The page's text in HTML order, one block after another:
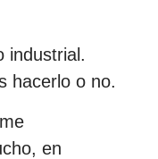
industrial.
hacerlo o no.
en